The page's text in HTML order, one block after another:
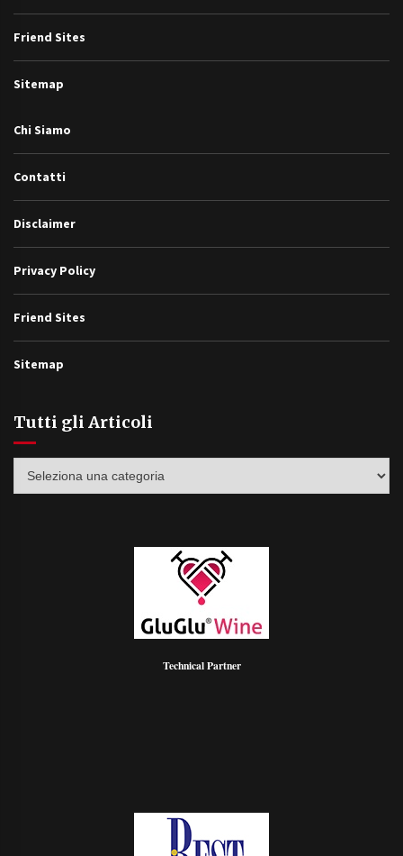
Friend Sites
Sitemap
Chi Siamo
Contatti
Disclaimer
Privacy Policy
Friend Sites
Sitemap
Tutti gli Articoli
Technical Partner